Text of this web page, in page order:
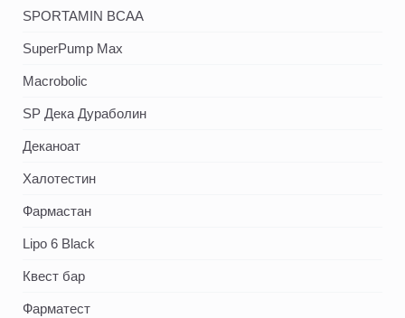
SPORTAMIN ВСАА
SuperPump Max
Macrobolic
SP Дека Дураболин
Деканоат
Халотестин
Фармастан
Lipo 6 Black
Квест бар
Фарматест